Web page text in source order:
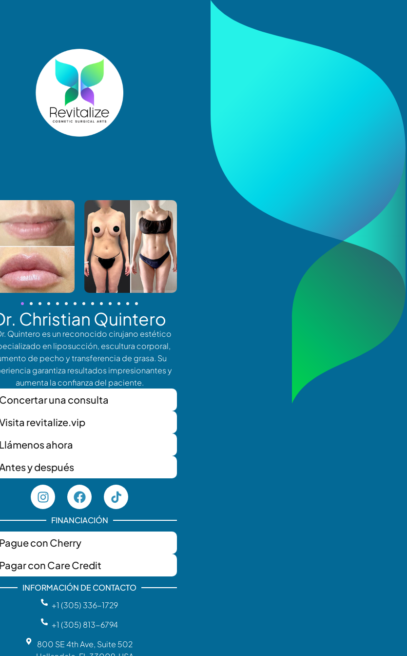
Christian Quintero
Quintero es un reconocido cirujano estético
en liposucción, escultura corporal,
de pecho y transferencia de grasa. Su
garantiza resultados impresionantes y
aumenta la confianza del paciente.
Concertar una consulta
revitalize.vip
Llámenos ahora
y después
FINANCIACIÓN
Pague con Cherry
Pagar con Care Credit
INFORMACIÓN DE CONTACTO
+1 (305) 336-1729‬
+1 (305) 813-6794
800 SE 4th Ave, Suite 502